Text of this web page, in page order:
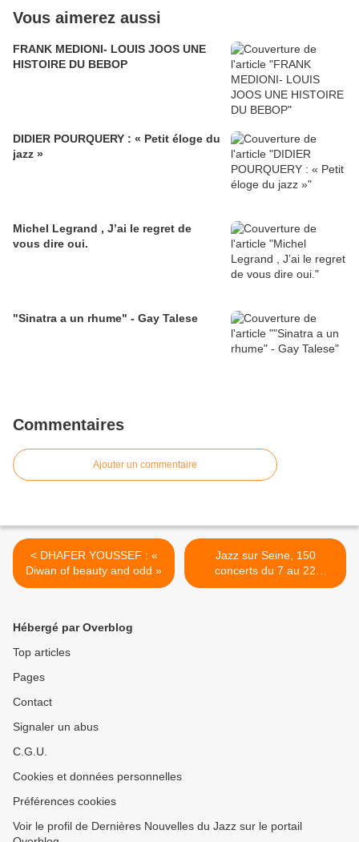
Vous aimerez aussi
FRANK MEDIONI- LOUIS JOOS UNE
HISTOIRE DU BEBOP
DIDIER POURQUERY : « Petit éloge du
jazz »
Michel Legrand , J’ai le regret de
vous dire oui.
"Sinatra a un rhume" - Gay Talese
Commentaires
Ajouter un commentaire
< DHAFER YOUSSEF : «
Diwan of beauty and odd »
Jazz sur Seine, 150
concerts du 7 au 22
Octobre >
Hébergé par Overblog
Top articles
Pages
Contact
Signaler un abus
C.G.U.
Cookies et données personnelles
Préférences cookies
Voir le profil de Dernières Nouvelles du Jazz sur le portail